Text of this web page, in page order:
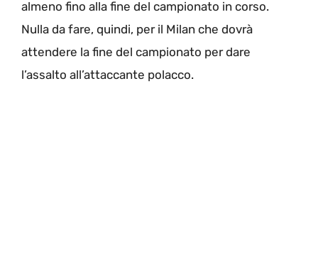
almeno fino alla fine del campionato in corso.
Nulla da fare, quindi, per il Milan che dovrà
attendere la fine del campionato per dare
l’assalto all’attaccante polacco.